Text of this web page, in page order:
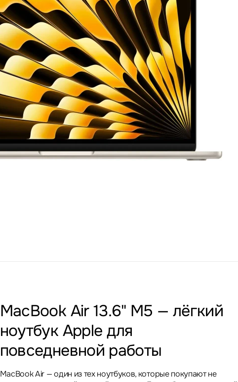
MacBook Air 13.6" M5 — лёгкий
ноутбук Apple для
повседневной работы
MacBook Air — один из тех ноутбуков, которые покупают не